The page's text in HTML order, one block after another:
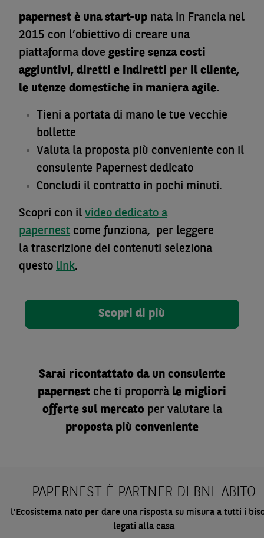
papernest è una start-up nata in Francia nel
2015 con l’obiettivo di creare una
piattaforma dove gestire senza costi
aggiuntivi, diretti e indiretti per il cliente,
le utenze domestiche in maniera agile.
Tieni a portata di mano le tue vecchie
bollette
Valuta la proposta più conveniente con il
consulente Papernest dedicato
Concludi il contratto in pochi minuti.
Scopri con il video dedicato a
papernest come funziona, per leggere
la trascrizione dei contenuti seleziona
questo link.
Scopri di più
Sarai ricontattato da un consulente
papernest che ti proporràle migliori
offerte sul mercato per valutare la
proposta più conveniente
PAPERNEST È PARTNER DI BNL ABITO
l’Ecosistema nato per dare una risposta su misura a tutti i
legati alla casa